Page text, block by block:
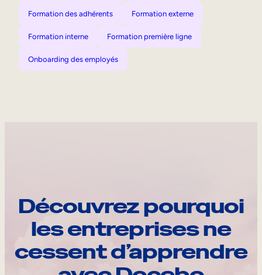
Formation des adhérents Formation externe
Formation interne Formation première ligne
Onboarding des employés
Découvrez pourquoi
les entreprises ne
cessent d’apprendre